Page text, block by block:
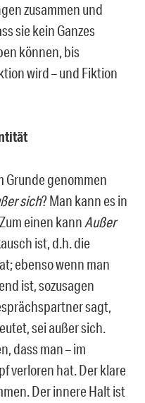
zusammen und
sie kein Ganzes
können, bis
wird – und Fiktion
Grunde genommen
sich? Man kann es in
einen kann Außer
ist, d.h. die
ebenso wenn man
ist, sozusagen
sagt,
sei außer sich.
dass man – im
verloren hat. Der klare
Der innere Halt ist